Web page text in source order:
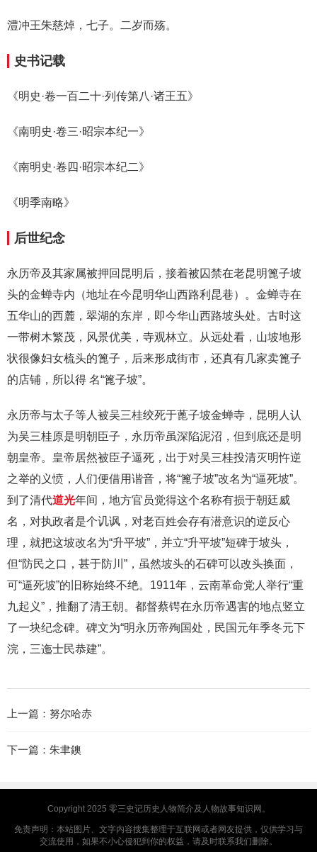
澧冲王朱慈焯，七子。二岁而殇。
史书记载
《明史·卷一百二十·列传第八·诸王五》
《南明史·卷三·昭宗本纪一》
《南明史·卷四·昭宗本纪二》
《明季南略》
后世纪念
永历帝及其家属被押回昆明后，接着被囚禁在老昆明篦子坡
头的金蝉寺内（地址在今昆明华山西路利昆巷）。金蝉寺在
五华山的西麓，翠湖的东岸，即今华山西路坡头处。古时这
一带树木繁茂，风景优美，寺观林立。从远处看，山坡地形
状很像妇女梳头的篦子，后来形成街市，还真有几家卖篦子
的店铺，所以得 名“篦子坡”。
永历帝与太子等人被吴三桂绞死于蓖子坡金蝉寺，昆明人认
为吴三桂原是明朝臣子，永历帝虽深陷泥沼，但到底还是明
朝皇帝。皇帝居然被臣子逼死，出于对吴三桂投清灭明忤逆
之举的义愤，人们便借用谐音，将“篦子坡”改名为“逼死坡”。
到了清代道光年间，地方官员觉得这个名称有损于朝廷威
名，对执政者是个讥讽，对老百姓会存有潜意识的逆反心
理，就把这坡改名为“升平坡”，并立“升平坡”短碑于坡头，
但“防民之口，甚于防川”，虽然坡头的石碑可以改头换面，
可“逼死坡”的旧称始终不绝。1911年，云南革命党人举行“重
九起义”，推翻了清王朝。都督蔡锷在永历帝遇害的地点竖立
了一块纪念碑。碑文为“明永历帝殉国处，民国元年季冬元下
浣，三迤士民恭建”。
上一篇： 努尔哈赤
下一篇： 朱聿鐭
Copyright 2025 零三史记历史人物简介及人物故事知识网。
免责声明：本站图片、文字内容搜集整理于互联网或者网友提供，仅供学习与
交流使用，如果不小心侵犯到你的权益，请及时联系我们删除。